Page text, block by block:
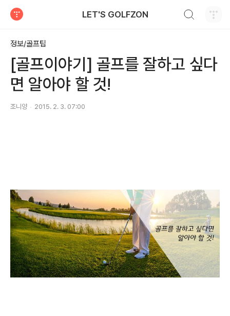
LET'S GOLFZON
정보/골프팁
[골프이야기] 골프를 잘하고 싶다
면 알아야 할 것!
조니양 2015. 2. 3. 07:00